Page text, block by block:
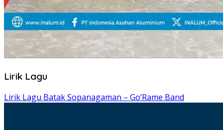
Lirik Lagu
Lirik Lagu Batak Sopanagaman – Go’Rame Band